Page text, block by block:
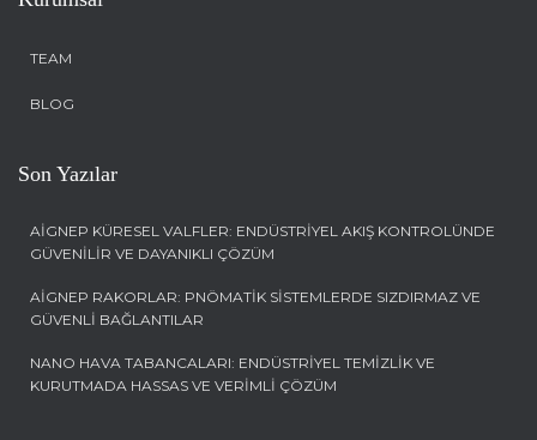
TEAM
BLOG
Son Yazılar
AIGNEP KÜRESEL VALFLER: ENDÜSTRIYEL AKIŞ KONTROLÜNDE
GÜVENILIR VE DAYANIKLI ÇÖZÜM
AIGNEP RAKORLAR: PNÖMATIK SISTEMLERDE SIZDIRMAZ VE
GÜVENLI BAĞLANTILAR
NANO HAVA TABANCALARI: ENDÜSTRIYEL TEMIZLIK VE
KURUTMADA HASSAS VE VERIMLI ÇÖZÜM